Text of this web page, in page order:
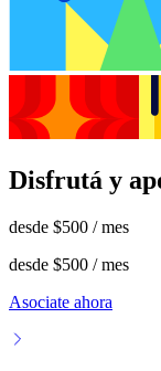
Disfrutá y
desde $500 / mes
desde $500 / mes
Asociate ahora